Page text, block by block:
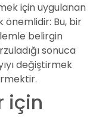
için uygulanan
önemlidir: Bu, bir
belirgin
sonuca
değiştirmek
için